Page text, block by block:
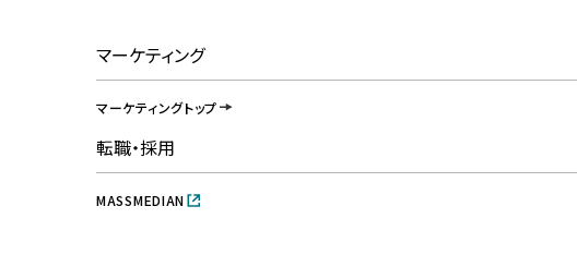
マーケティング
マーケティングトップ
転職・採用
MASSMEDIAN